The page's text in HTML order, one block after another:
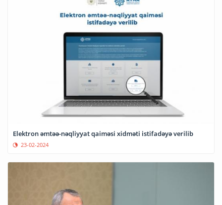
Elektron əmtəə-nəqliyyat qaiməsi xidməti istifadəyə verilib
23-02-2024